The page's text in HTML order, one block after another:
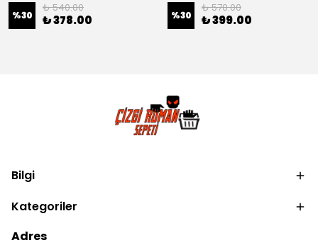
%30
₺ 540.00
₺ 378.00 %30
₺ 570.00
₺ 399.00
Bilgi
Kategoriler
Adres